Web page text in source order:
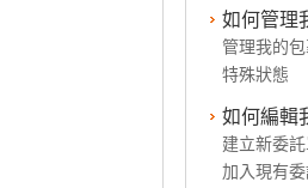
如何管理
管理我的
特殊狀態
如何編輯
建立新委
加入現有